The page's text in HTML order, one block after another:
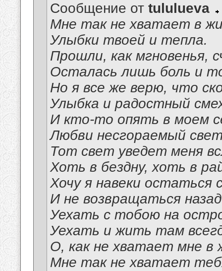
Сообщение от tululueva
Мне так не хватает в
Улыбки твоей и тепла.
Прошли, как мгновенья,
Осталась лишь боль и
Но я все же верю, что
Улыбка и радостный
И кто-то опять в моем
Любви несгораемый
Тот свет уведет меня
Хоть в бездну, хоть в
Хочу я навеки остаться
И не возвращаться
Уехать с тобою на
Уехать и жить там
О, как не хватает мне в
Мне так не хватает